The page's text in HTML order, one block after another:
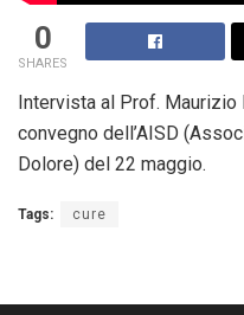
0
SHARES
Intervista al Prof. Maurizio
convegno dell’AISD
Dolore) del 22 maggio.
Tags: cure